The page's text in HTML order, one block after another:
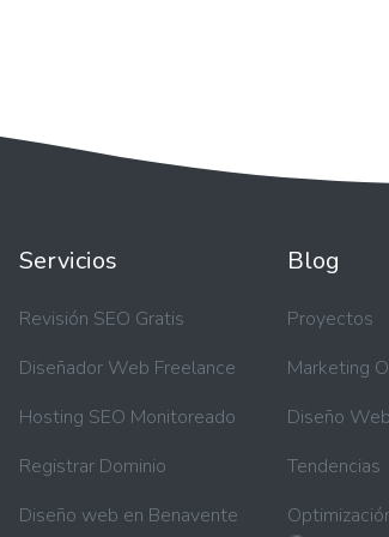
Servicios
Revisión SEO Gratis
Diseñador Web Freelance
Hosting SEO Monitoreado
Registrar Dominio
Diseño web en Benavente
Blog
Proyectos
Marketing
Diseño
Tendencias